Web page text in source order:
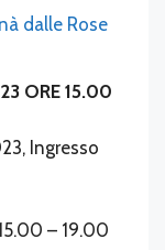
dalle Rose
ORE 15.00
Ingresso
– 19.00